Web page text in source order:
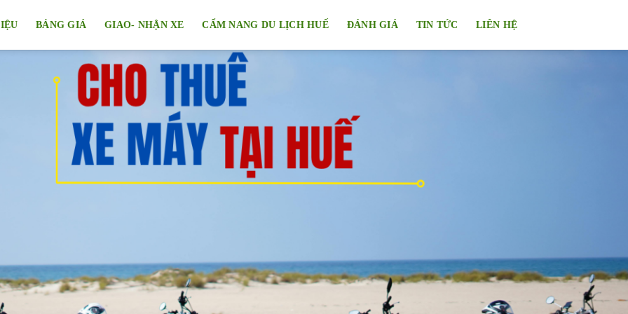
BẢNG GIÁ GIAO- NHẬN XE CẨM NANG DU LỊCH HUẾ ĐÁNH GIÁ TIN TỨC LIÊN HỆ